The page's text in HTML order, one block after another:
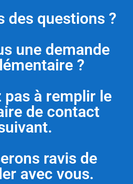
des questions ?
une demande
?
pas à remplir le
de contact
ravis de
avec vous.